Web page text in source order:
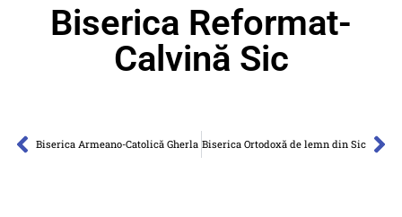
Biserica Reformat-
Calvină Sic
Biserica Armeano-Catolică Gherla Biserica Ortodoxă de lemn din Sic